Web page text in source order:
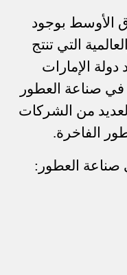
الأوسط بوجود
التي تنتج
دولة الإمارات
في صناعة العطور
من الشركات
الفاخرة.
صناعة العطور :